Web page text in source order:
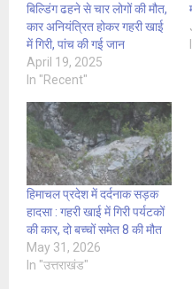
बिल्डिंग ढहने से चार लोगों की मौत,
कार अनियंत्रित होकर गहरी खाई
में गिरी, पांच की गई जान
April 19, 2025
In "Recent"
हिमाचल प्रदेश में दर्दनाक सड़क
हादसा : गहरी खाई में गिरी पर्यटकों
की कार, दो बच्चों समेत 8 की मौत
May 31, 2026
In "उत्तराखंड"